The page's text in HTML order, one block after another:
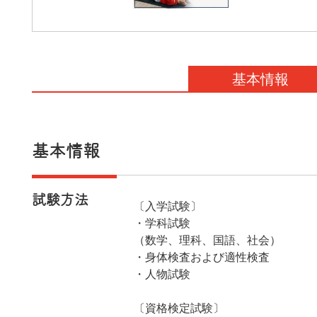
基本情報
基本情報
試験方法
〔入学試験〕
・学科試験
（数学、理科、国語、社会）
・身体検査および適性検査
・人物試験
〔資格検定試験〕